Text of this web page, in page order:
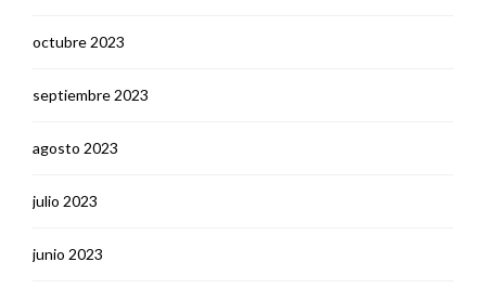
octubre 2023
septiembre 2023
agosto 2023
julio 2023
junio 2023